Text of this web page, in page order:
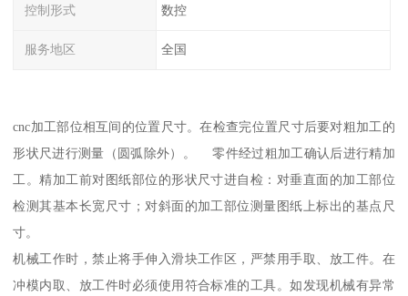
控制形式 数控
服务地区 全国
cnc加工部位相互间的位置尺寸。在检查完位置尺寸后要对粗加工的
形状尺进行测量（圆弧除外）。 零件经过粗加工确认后进行精加
工。精加工前对图纸部位的形状尺寸进自检：对垂直面的加工部位
检测其基本长宽尺寸；对斜面的加工部位测量图纸上标出的基点尺
寸。
机械工作时，禁止将手伸入滑块工作区，严禁用手取、放工件。在
冲模内取、放工件时必须使用符合标准的工具。如发现机械有异常